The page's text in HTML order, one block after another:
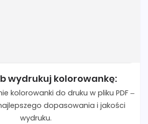
wydrukuj kolorowankę:
kolorowanki do druku w pliku PDF –
dopasowania i jakości
wydruku.